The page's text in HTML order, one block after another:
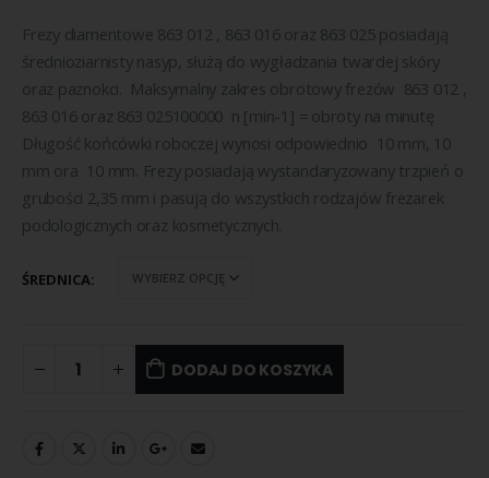
Frezy diamentowe 863 012 , 863 016 oraz 863 025 posiadają
średnioziarnisty nasyp, służą do wygładzania twardej skóry
oraz paznokci. Maksymalny zakres obrotowy frezów 863 012 ,
863 016 oraz 863 025100000 n [min-1] = obroty na minutę
Długość końcówki roboczej wynosi odpowiednio 10 mm, 10
mm ora 10 mm. Frezy posiadają wystandaryzowany trzpień o
grubości 2,35 mm i pasują do wszystkich rodzajów frezarek
podologicznych oraz kosmetycznych.
ŚREDNICA
DODAJ DO KOSZYKA